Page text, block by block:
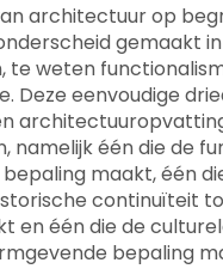
architectuur op
gemaakt
te weten
Deze eenvoudige
namelijk één die de
maakt, één
continuïteit
en één die de
bepaling